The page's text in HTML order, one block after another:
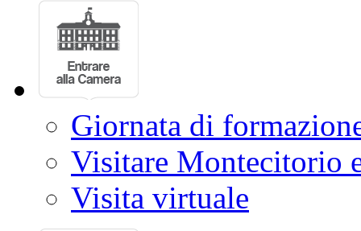
Giornata di
Visitare Montecitorio
Visita virtuale